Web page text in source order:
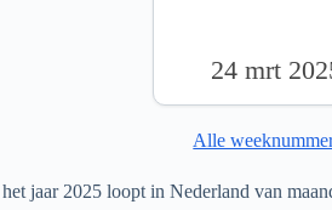
24 mrt
Alle
jaar 2025 loopt in Nederland van